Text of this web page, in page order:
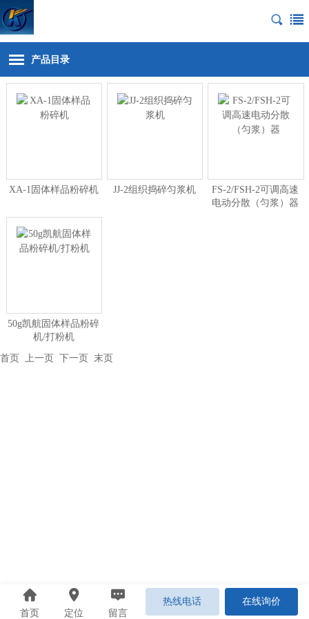
产品目录
XA-1固体样品粉碎机 JJ-2组织捣碎匀浆机
FS-2/FSH-2可调高速
电动分散（匀浆）器
50g凯航固体样品粉碎
机/打粉机
首页 上一页 下一页 末页
首页 定位 留言
热线电话 在线询价